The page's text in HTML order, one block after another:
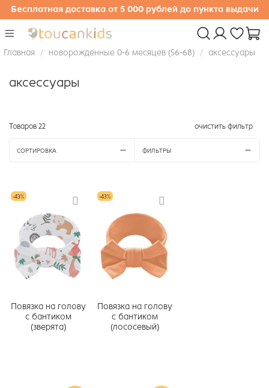
Бесплатная доставка от 5 000 рублей до пункта выдачи
Главная новорожденные 0-6 месяцев (56-68) аксессуары
аксессуары
Товаров 22 очистить фильтр
СОРТИРОВКА ФИЛЬТРЫ
-43%
Повязка на голову
с бантиком
(зверята)
-43%
Повязка на голову
с бантиком
(лососевый)